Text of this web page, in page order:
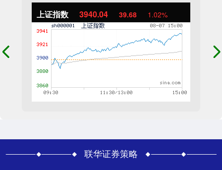
上证指数 3940.04 39.68 1.02%
联华证券策略